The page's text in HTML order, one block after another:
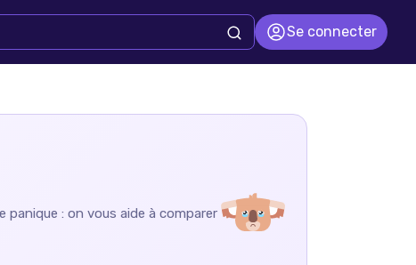
Se connecter
panique : on vous aide à comparer